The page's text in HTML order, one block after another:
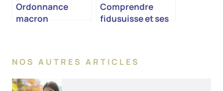
Ordonnance
macron
Comprendre
fidusuisse et ses
NOS AUTRES ARTICLES